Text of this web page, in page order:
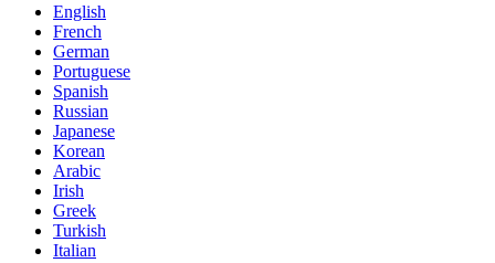
English
French
German
Portuguese
Spanish
Russian
Japanese
Korean
Arabic
Irish
Greek
Turkish
Italian